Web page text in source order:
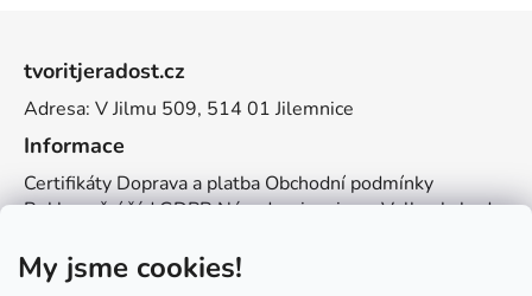
My jsme cookies!
tvoritjeradost.cz
Adresa: V Jilmu 509, 514 01 Jilemnice
Informace
Certifikáty Doprava a platba Obchodní podmínky
Reklamační řádGDPRNávody a inspiraceVelkoobchod
Kontakt